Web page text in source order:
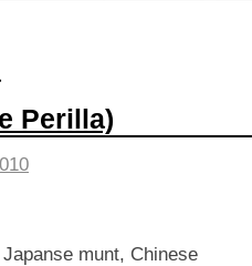
Perilla)
munt, Chinese